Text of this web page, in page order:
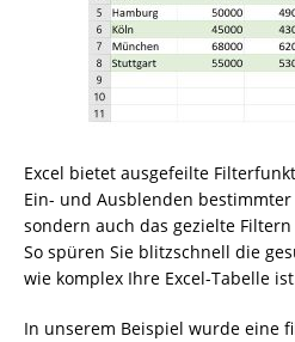
Excel bietet ausgefeilte
Ein- und Ausblenden
sondern auch das gezielte
So spüren Sie blitzschnell die
wie komplex Ihre Excel-Tabelle
In unserem Beispiel wurde eine